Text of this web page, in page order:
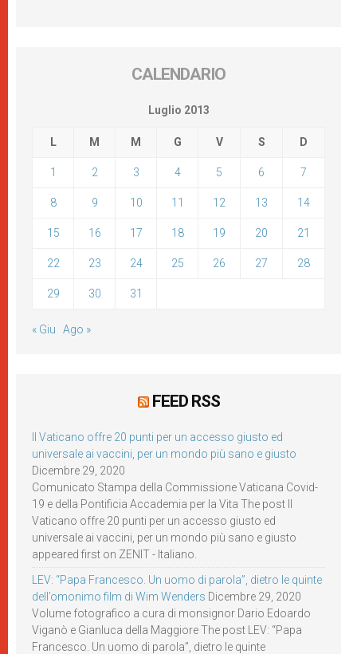
CALENDARIO
Luglio 2013
L M M G V S D
1 2 3 4 5 6 7
8 9 10 11 12 13 14
15 16 17 18 19 20 21
22 23 24 25 26 27 28
29 30 31
« Giu Ago »
FEED RSS
Il Vaticano offre 20 punti per un accesso giusto ed
universale ai vaccini, per un mondo più sano e giusto
Dicembre 29, 2020
Comunicato Stampa della Commissione Vaticana Covid-
19 e della Pontificia Accademia per la Vita The post Il
Vaticano offre 20 punti per un accesso giusto ed
universale ai vaccini, per un mondo più sano e giusto
appeared first on ZENIT - Italiano.
LEV: “Papa Francesco. Un uomo di parola”, dietro le quinte
dell’omonimo film di Wim Wenders Dicembre 29, 2020
Volume fotografico a cura di monsignor Dario Edoardo
Viganò e Gianluca della Maggiore The post LEV: “Papa
Francesco. Un uomo di parola”, dietro le quinte